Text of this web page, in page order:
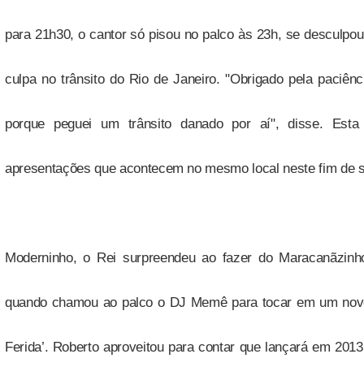
para 21h30, o cantor só pisou no palco às 23h, se
culpa no trânsito do Rio de Janeiro. "Obrigado pela
porque peguei um trânsito danado por aí", disse.
apresentações que acontecem no mesmo local neste fim de
Moderninho, o Rei surpreendeu ao fazer do
quando chamou ao palco o DJ Memê para tocar em um
Ferida’. Roberto aproveitou para contar que lançará em